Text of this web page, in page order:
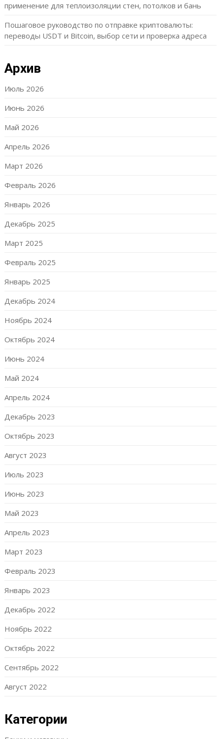
применение для теплоизоляции стен, потолков и бань
Пошаговое руководство по отправке криптовалюты:
переводы USDT и Bitcoin, выбор сети и проверка адреса
Архив
Июль 2026
Июнь 2026
Май 2026
Апрель 2026
Март 2026
Февраль 2026
Январь 2026
Декабрь 2025
Март 2025
Февраль 2025
Январь 2025
Декабрь 2024
Ноябрь 2024
Октябрь 2024
Июнь 2024
Май 2024
Апрель 2024
Декабрь 2023
Октябрь 2023
Август 2023
Июль 2023
Июнь 2023
Май 2023
Апрель 2023
Март 2023
Февраль 2023
Январь 2023
Декабрь 2022
Ноябрь 2022
Октябрь 2022
Сентябрь 2022
Август 2022
Категории